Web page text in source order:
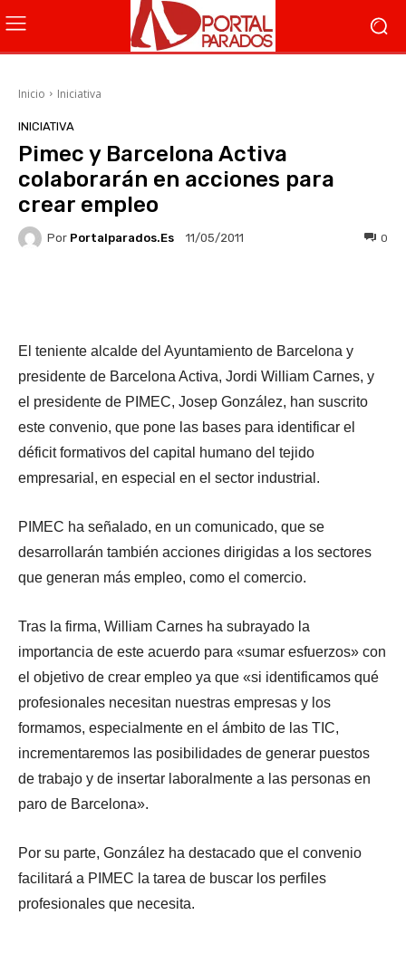
Inicio Iniciativa
INICIATIVA
Pimec y Barcelona Activa
colaborarán en acciones para
crear empleo
Por Portalparados.es 11/05/2011 0
El teniente alcalde del Ayuntamiento de Barcelona y
presidente de Barcelona Activa, Jordi William Carnes, y
el presidente de PIMEC, Josep González, han suscrito
este convenio, que pone las bases para identificar el
déficit formativos del capital humano del tejido
empresarial, en especial en el sector industrial.
PIMEC ha señalado, en un comunicado, que se
desarrollarán también acciones dirigidas a los sectores
que generan más empleo, como el comercio.
Tras la firma, William Carnes ha subrayado la
importancia de este acuerdo para «sumar esfuerzos» con
el objetivo de crear empleo ya que «si identificamos qué
profesionales necesitan nuestras empresas y los
formamos, especialmente en el ámbito de las TIC,
incrementaremos las posibilidades de generar puestos
de trabajo y de insertar laboralmente a las personas en
paro de Barcelona».
Por su parte, González ha destacado que el convenio
facilitará a PIMEC la tarea de buscar los perfiles
profesionales que necesita.